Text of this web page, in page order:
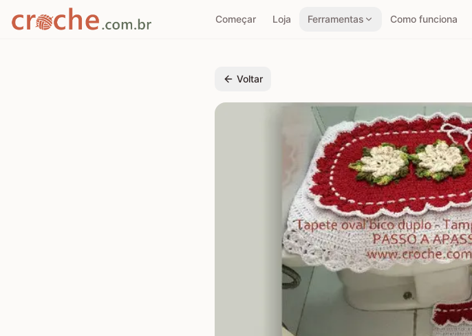
Começar Loja Ferramentas Como funciona
Voltar